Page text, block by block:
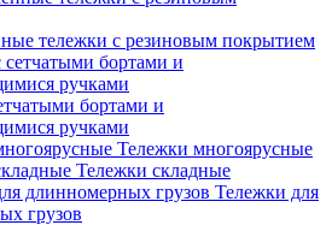
тележки с резиновым покрытием
бортами и
ручками
Тележки многоярусные
Тележки складные
Тележки для
грузов